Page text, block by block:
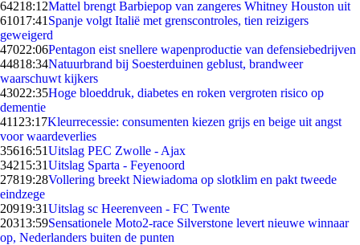
64218:12Mattel brengt Barbiepop van zangeres Whitney Houston uit
61017:41 Spanje volgt Italië met grenscontroles, tien reizigers
geweigerd
47022:06Pentagon eist snellere wapenproductie van defensiebedrijven
44818:34Natuurbrand bij Soesterduinen geblust, brandweer
waarschuwt kijkers
43022:35Hoge bloeddruk, diabetes en roken vergroten risico op
dementie
411 23:17Kleurrecessie: consumenten kiezen grijs en beige uit angst
voor waardeverlies
35616:51Uitslag PEC Zwolle - Ajax
34215:31Uitslag Sparta - Feyenoord
27819:28Vollering breekt Niewiadoma op slotklim en pakt tweede
eindzege
20919:31Uitslag sc Heerenveen - FC Twente
20313:59Sensationele Moto2-race Silverstone levert nieuwe winnaar
op, Nederlanders buiten de punten